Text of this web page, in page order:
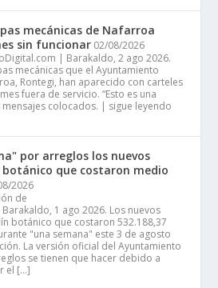
mecánicas de Nafarroa
sin funcionar 02/08/2026
| Barakaldo, 2 ago 2026.
mecánicas que el Ayuntamiento
Rontegi, han aparecido con carteles
fuera de servicio. “Esto es una
mensajes colocados. | sigue leyendo
por arreglos los nuevos
botánico que costaron medio
2026
de
1 ago 2026. Los nuevos
botánico que costaron 532.188,37
"una semana" este 3 de agosto
La versión oficial del Ayuntamiento
se tienen que hacer debido a
el […]